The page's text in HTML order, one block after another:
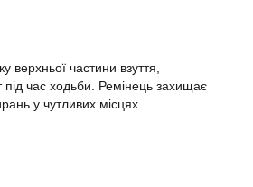
верхньої частини взуття,
час ходьби. Ремінець захищає
у чутливих місцях.